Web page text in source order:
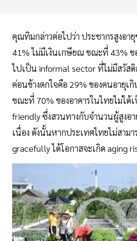
คุณทิมกล่าวต่อไปว่า ประชากรสูงอา
41% ไม่มีเงินเกษียณ ขณะที่ 43%
ไปเป็น informal sector ที่ไม่มีสวัสดิ
ค่อนข้างตกใจคือ 29% ของคนอายุเ
ขณะที่ 70% ของอาคารในไทยไม่ได้
friendly ซึ่งสวนทางกับจำนวนผู้สูงอา
เนื่อง ดังนั้นหากประเทศไทยไม่สามา
gracefully ได้โอกาสจะเกิด aging